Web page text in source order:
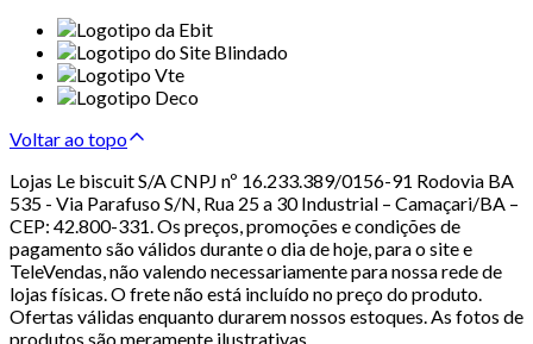
Voltar ao topo
Lojas Le biscuit S/A CNPJ nº 16.233.389/0156-91 Rodovia BA
535 - Via Parafuso S/N, Rua 25 a 30 Industrial – Camaçari/BA –
CEP: 42.800-331. Os preços, promoções e condições de
pagamento são válidos durante o dia de hoje, para o site e
TeleVendas, não valendo necessariamente para nossa rede de
lojas físicas. O frete não está incluído no preço do produto.
Ofertas válidas enquanto durarem nossos estoques. As fotos de
produtos são meramente ilustrativas.